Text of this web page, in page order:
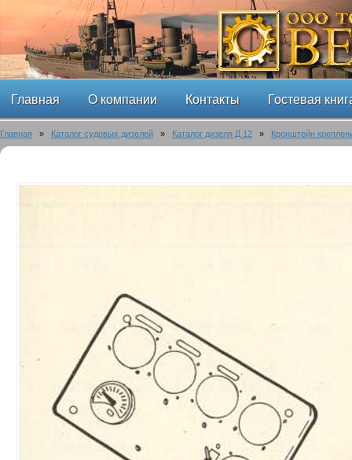
Главная О компании Контакты Гостевая
Главная » Каталог судовых дизелей » Каталог дизеля Д 12 » Кронштейн